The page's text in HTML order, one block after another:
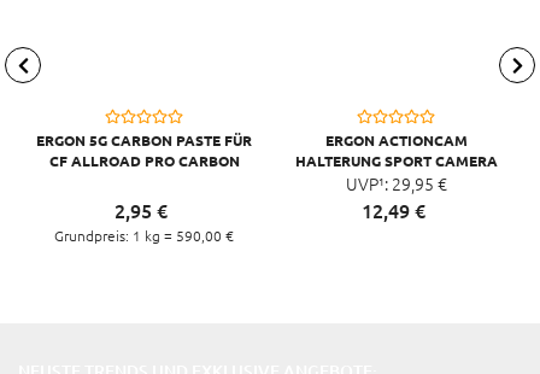
ERGON 5G CARBON PASTE FÜR
CF ALLROAD PRO CARBON
2,95 €
Grundpreis: 1 kg = 590,00 €
ERGON ACTIONCAM
HALTERUNG SPORT CAMERA
CHEST MOUNT, SCHWARZ
UVP¹: 29,95 €
12,49 €